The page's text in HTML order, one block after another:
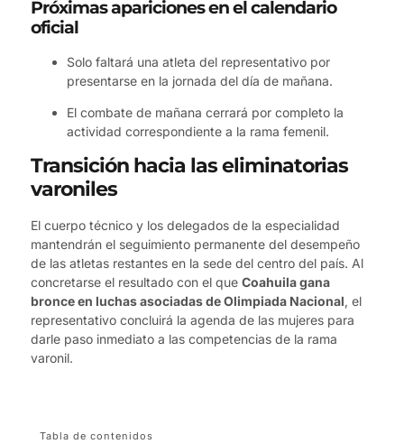
Próximas apariciones en el calendario
oficial
Solo faltará una atleta del representativo por
presentarse en la jornada del día de mañana.
El combate de mañana cerrará por completo la
actividad correspondiente a la rama femenil.
Transición hacia las eliminatorias
varoniles
El cuerpo técnico y los delegados de la especialidad
mantendrán el seguimiento permanente del desempeño
de las atletas restantes en la sede del centro del país. Al
concretarse el resultado con el que Coahuila gana
bronce en luchas asociadas de Olimpiada Nacional, el
representativo concluirá la agenda de las mujeres para
darle paso inmediato a las competencias de la rama
varonil.
Tabla de contenidos